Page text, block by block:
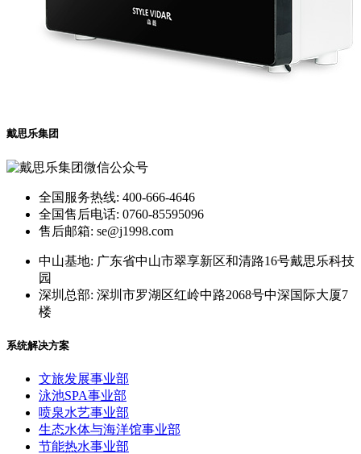
戴思乐集团
全国服务热线: 400-666-4646
全国售后电话: 0760-85595096
售后邮箱: se@j1998.com
中山基地: 广东省中山市翠享新区和清路16号戴思乐科技
园
深圳总部: 深圳市罗湖区红岭中路2068号中深国际大厦7
楼
系统解决方案
文旅发展事业部
泳池SPA事业部
喷泉水艺事业部
生态水体与海洋馆事业部
节能热水事业部